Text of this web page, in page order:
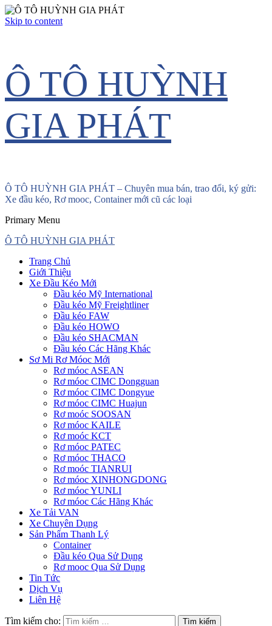
Skip to content
Ô TÔ HUỲNH
GIA PHÁT
Ô TÔ HUỲNH GIA PHÁT – Chuyên mua bán, trao đổi, ký gửi:
Xe đầu kéo, Rơ mooc, Container mới cũ các loại
Primary Menu
Ô TÔ HUỲNH GIA PHÁT
Trang Chủ
Giới Thiệu
Xe Đầu Kéo Mới
Đầu kéo Mỹ International
Đầu kéo Mỹ Freightliner
Đầu kéo FAW
Đầu kéo HOWO
Đầu kéo SHACMAN
Đầu kéo Các Hãng Khác
Sơ Mi Rơ Móoc Mới
Rơ móoc ASEAN
Rơ móoc CIMC Dongguan
Rơ móoc CIMC Dongyue
Rơ móoc CIMC Huajun
Rơ moóc SOOSAN
Rơ móoc KAILE
Rơ moóc KCT
Rơ móoc PATEC
Rơ móoc THACO
Rơ moóc TIANRUI
Rơ móoc XINHONGDONG
Rơ móoc YUNLI
Rơ móoc Các Hãng Khác
Xe Tải VAN
Xe Chuyên Dụng
Sản Phẩm Thanh Lý
Container
Đầu kéo Qua Sử Dụng
Rơ mooc Qua Sử Dụng
Tin Tức
Dịch Vụ
Liên Hệ
Tìm kiếm cho: